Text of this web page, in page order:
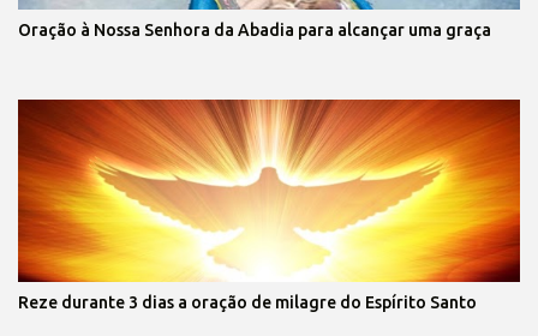
Oração à Nossa Senhora da Abadia para alcançar uma graça
Reze durante 3 dias a oração de milagre do Espírito Santo